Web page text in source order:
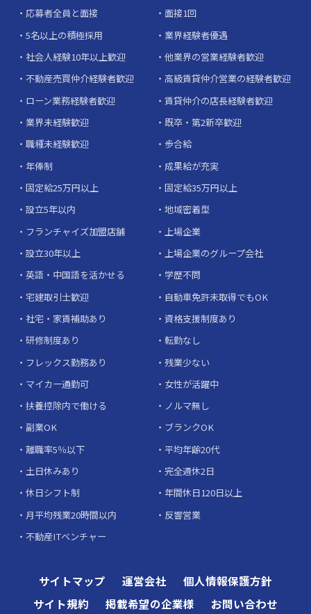
応募者全員と面接
面接1回
5名以上の積極採用
業界経験者優遇
社会人経験10年以上歓迎
他業界の営業経験者歓迎
不動産売買仲介経験者歓迎
高級賃貸仲介営業の経験者歓迎
ローン業務経験者歓迎
賃貸仲介の店長経験者歓迎
業界未経験歓迎
既卒・第2新卒歓迎
職種未経験歓迎
歩合給
年俸制
成果給が充実
固定給25万円以上
固定給35万円以上
設立5年以内
地域密着型
フランチャイズ加盟店舗
上場企業
設立30年以上
上場企業のグループ会社
英語・中国語を活かせる
学歴不問
宅建取引士歓迎
自動車免許未取得でもOK
社宅・家賃補助あり
資格支援制度あり
研修制度あり
転勤なし
フレックス勤務あり
残業少ない
マイカー通勤可
女性が活躍中
扶養控除内で働ける
ノルマ無し
副業OK
ブランクOK
離職率5％以下
平均年齢20代
土日休みあり
完全週休2日
休日シフト制
年間休日120日以上
月平均残業20時間以内
反響営業
不動産ITベンチャー
サイトマップ 運営会社
個人情報保護方針
サイト規約
掲載希望の企業様 お問い合わせ